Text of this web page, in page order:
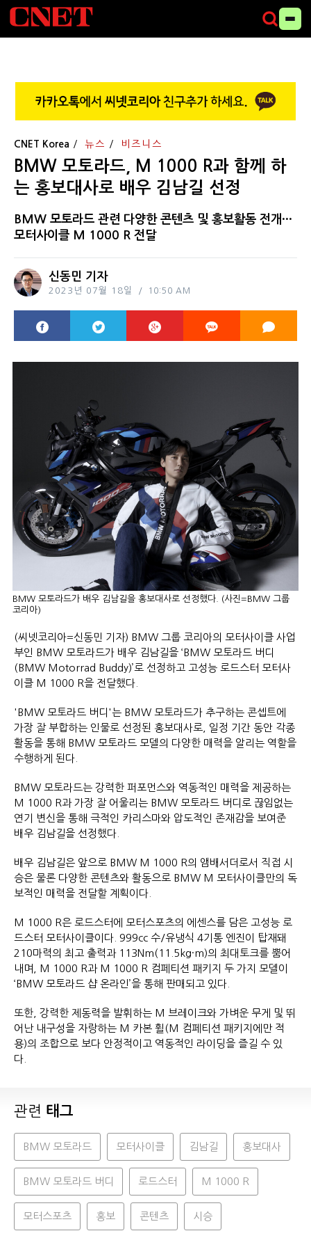
CNET Korea 뉴스 비즈니스
BMW 모토라드, M 1000 R과 함께 하
는 홍보대사로 배우 김남길 선정
BMW 모토라드 관련 다양한 콘텐츠 및 홍보활동 전개···
모터사이클 M 1000 R 전달
신동민 기자
2023년 07월 18일 10:50 AM
BMW 모토라드가 배우 김남길을 홍보대사로 선정했다. (사진=BMW 그룹
코리아)
(씨넷코리아=신동민 기자) BMW 그룹 코리아의 모터사이클 사업
부인 BMW 모토라드가 배우 김남길을 ‘BMW 모토라드 버디
(BMW Motorrad Buddy)’로 선정하고 고성능 로드스터 모터사
이클 M 1000 R을 전달했다.
'BMW 모토라드 버디'는 BMW 모토라드가 추구하는 콘셉트에
가장 잘 부합하는 인물로 선정된 홍보대사로, 일정 기간 동안 각종
활동을 통해 BMW 모토라드 모델의 다양한 매력을 알리는 역할을
수행하게 된다.
BMW 모토라드는 강력한 퍼포먼스와 역동적인 매력을 제공하는
M 1000 R과 가장 잘 어울리는 BMW 모토라드 버디로 끊임없는
연기 변신을 통해 극적인 카리스마와 압도적인 존재감을 보여준
배우 김남길을 선정했다.
배우 김남길은 앞으로 BMW M 1000 R의 앰배서더로서 직접 시
승은 물론 다양한 콘텐츠와 활동으로 BMW M 모터사이클만의 독
보적인 매력을 전달할 계획이다.
M 1000 R은 로드스터에 모터스포츠의 에센스를 담은 고성능 로
드스터 모터사이클이다. 999cc 수/유냉식 4기통 엔진이 탑재돼
210마력의 최고 출력과 113Nm(11.5kg·m)의 최대토크를 뿜어
내며, M 1000 R과 M 1000 R 컴페티션 패키지 두 가지 모델이
‘BMW 모토라드 샵 온라인’을 통해 판매되고 있다.
또한, 강력한 제동력을 발휘하는 M 브레이크와 가벼운 무게 및 뛰
어난 내구성을 자랑하는 M 카본 휠(M 컴페티션 패키지에만 적
용)의 조합으로 보다 안정적이고 역동적인 라이딩을 즐길 수 있
다.
관련 태그
BMW 모토라드 모터사이클 김남길 홍보대사
BMW 모토라드 버디 로드스터 M 1000 R
모터스포츠 홍보 콘텐츠 시승